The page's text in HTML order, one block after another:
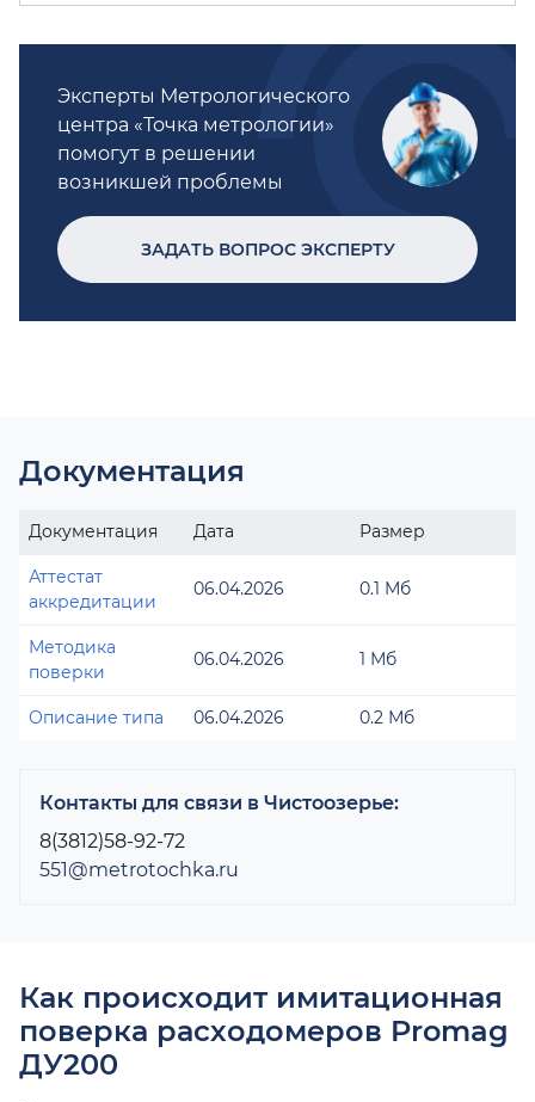
Эксперты Метрологического
центра «Точка метрологии»
помогут в решении
возникшей проблемы
ЗАДАТЬ ВОПРОС ЭКСПЕРТУ
Документация
Документация Дата Размер
Аттестат
аккредитации
06.04.2026 0.1 Мб
Методика
поверки
06.04.2026 1 Мб
Описание типа 06.04.2026 0.2 Мб
Контакты для связи в Чистоозерье:
8(3812)58-92-72
551@metrotochka.ru
Как происходит имитационная
поверка расходомеров Promag
ДУ200